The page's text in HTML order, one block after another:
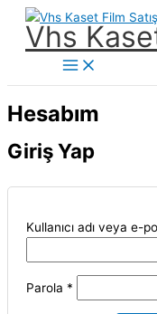
İçeriğe
Vhs
Main
Menu
Hesabım
Giriş Yap
Kullanıcı adı veya e-
Parola *